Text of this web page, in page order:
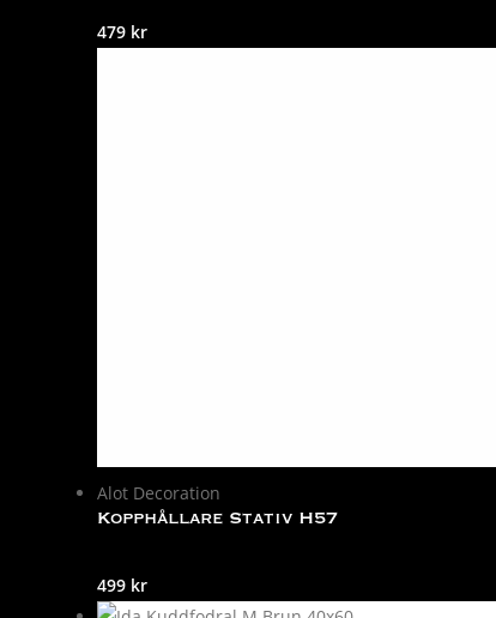
479 kr
Alot Decoration
Kopphållare Stativ H57
499 kr